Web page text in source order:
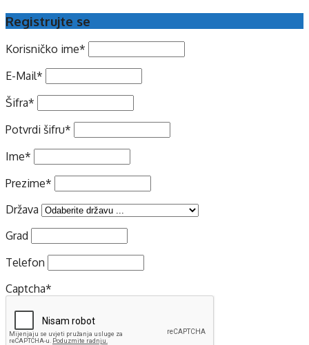
Registrujte se
Korisničko ime*
E-Mail*
Šifra*
Potvrdi šifru*
Ime*
Prezime*
Država
Grad
Telefon
Captcha*